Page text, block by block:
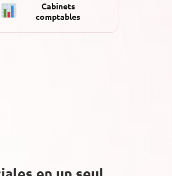
Cabinets
comptables